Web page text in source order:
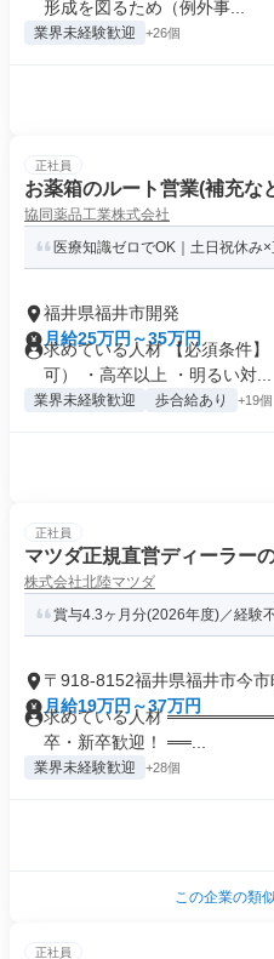
形成を図るため（例外事...
業界未経験歓迎 +26個
正社員
お薬箱のルート営業(補充な
協同薬品工業株式会社
医療知識ゼロでOK｜土日祝休み
福井県福井市開発
月給25万円～35万円
求めている人材 【必須条件
可） ・高卒以上 ・明るい対...
業界未経験歓迎 歩合給あり +19個
正社員
マツダ正規直営ディーラー
株式会社北陸マツダ
賞与4.3ヶ月分(2026年度)／経験
〒918-8152福井県福井市今市
月給19万円～37万円
求めている人材
卒・新卒歓迎！ ══...
業界未経験歓迎 +28個
この企業の類
正社員